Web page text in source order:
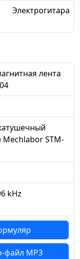
Электрогитара
лента
STM-
kHz
файл MP3